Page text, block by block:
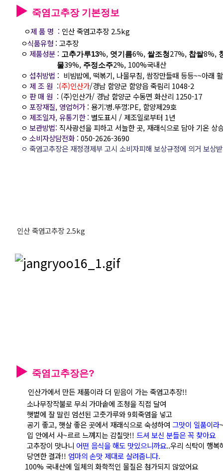
▶ 죽염고추장 기본정보
ㅇ제 품 명 : 인산 죽염고추장 2.5kg
ㅇ식품유형 : 고추장
ㅇ 제품성분 : 고추가루13%, 엿기름6%, 쌀조청27%, 찹쌀8%,
물39%, 주정소주2%, 100%국내산
ㅇ 섭취방법 : 비빔밥에, 떡볶기, 나물무침, 쌈장만들때 등등~~아래
ㅇ 제 조 원 :(주)인산가/경남 함양군 함양읍 죽림리 1048-2
ㅇ 판 매 원 : (주)인산가/ 경남 함양군 수동면 화산리 1250-17
ㅇ 포장재질, 영업허가: 용기:병.뚜껑:PE, 함양제29호
ㅇ 제조일자, 유통기한 : 별도표시 / 제조일로부터 1년
ㅇ 보관방법: 직사광선을 피하고 서늘한 곳, 재래식으로 담아 기온 상
ㅇ 소비자상담전화 : 050-2626-3690
ㅇ 죽염고추장은 재정경제부 고시 소비자피해 보상규정에 의거 보상
인산 죽염고추장 2.5kg
▶ 죽염고추장은?
인산가에서 만든 제품이라 더 믿음이 가는 죽염고추장!!
소나무장작불로 무쇠 가마솥에 조청을 직접 달여
햇볕에 잘 말린 엄선된 고춧가루와 9회죽염을 넣고
공기 좋고, 햇살 좋은 곳에서 재래식으로 숙성하여 그맛이 일품이라
입 안에서 사~르르 느껴지는 감칠맛!! 드셔 보신 분들은 꼭 찾아요
고추장이 맛나니 어떤 음식을 해도 맛있으니까요..우리 식탁이 행복
당연한 결과!! 엄마의 손맛 제대로 살려줍니다.
100% 국내산에 일체의 화학적인 물질은 첨가되지 않았어요